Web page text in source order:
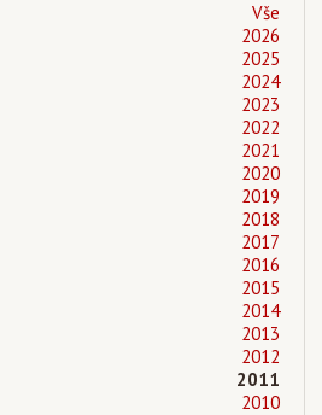
Vše
2026
2025
2024
2023
2022
2021
2020
2019
2018
2017
2016
2015
2014
2013
2012
2011
2010